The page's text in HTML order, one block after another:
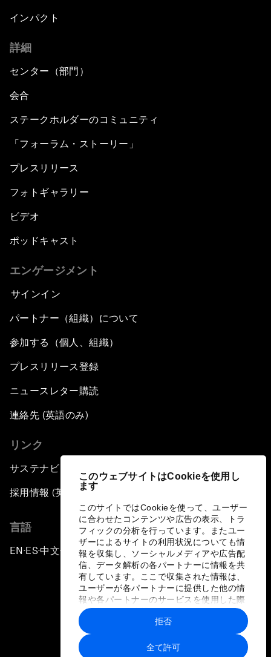
このウェブサイトはCookieを使用し
ます
このサイトではCookieを使って、ユーザー
に合わせたコンテンツや広告の表示、トラ
フィックの分析を行っています。またユー
ザーによるサイトの利用状況についても情
報を収集し、ソーシャルメディアや広告配
信、データ解析の各パートナーに情報を共
有しています。ここで収集された情報は、
ユーザーが各パートナーに提供した他の情
報や各パートナーのサービスを使用した際
に収集された情報と組み合わされ、各パー
トナーによって使用されることがありま
す。
全て許可
拒否
インパクト
詳細
センター（部門）
会合
ステークホルダーのコミュニティ
「フォーラム・ストーリー」
プレスリリース
フォトギャラリー
ビデオ
ポッドキャスト
エンゲージメント
サインイン
パートナー（組織）について
参加する（個人、組織）
プレスリリース登録
ニュースレター購読
連絡先 (英語のみ)
リンク
サステナビリティへの取り組み
採用情報 (英語のみ)
言語
EN ▪ES▪中文▪ 日本語
プライバシーポリシーと利用規約
サイトマップ